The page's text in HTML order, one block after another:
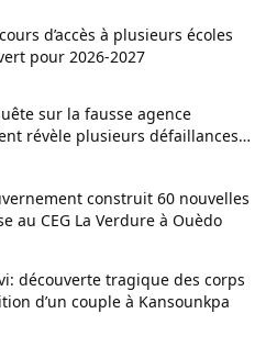
d’accès à plusieurs écoles
pour 2026-2027
sur la fausse agence
révèle plusieurs défaillances
construit 60 nouvelles
au CEG La Verdure à Ouèdo
découverte tragique des corps
d’un couple à Kansounkpa